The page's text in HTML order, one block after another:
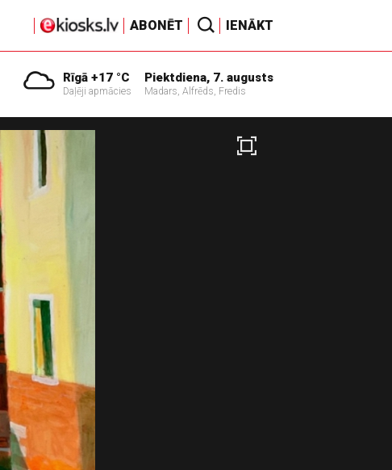
ABONĒT IENĀKT
Rīgā +17 °C
Daļēji apmācies
Piektdiena, 7. augusts
Madars, Alfrēds, Fredis